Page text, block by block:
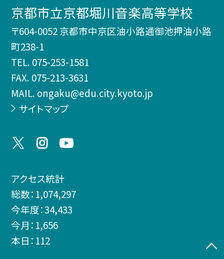
京都市立京都堀川音楽高等学校
〒604-0052 京都市中京区油小路通御池押油小路
町238-1
TEL. 075-253-1581
FAX. 075-213-3631
MAIL. ongaku@edu.city.kyoto.jp
サイトマップ
アクセス統計
総数： 1,074,297
今年度：34,433
今月： 1,656
本日： 112